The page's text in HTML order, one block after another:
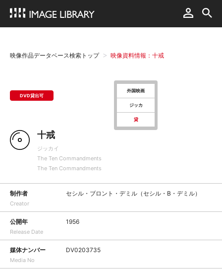
映像作品データベース検索トップ 映像資料情報：十戒
DVD貸出可
外国映画
ジッカ
貸
十戒
ジッカイ
The Ten Commandments
The Ten Commandments
制作者
Creator
セシル・ブロント・デミル（セシル・B・デミル）
公開年
Release Date
1956
媒体ナンバー
Media No
DV0203735